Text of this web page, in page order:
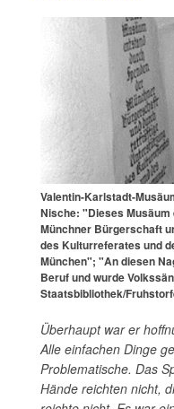
Valentin-Karlstadt-
Nische: "Dieses
Münchner Bürgerschaft
des Kulturreferates und
München"; "An diesen
Beruf und wurde
Staatsbibliothek/
Überhaupt war er
Alle einfachen Dinge
Problematische. Das
Hände reichten nicht,